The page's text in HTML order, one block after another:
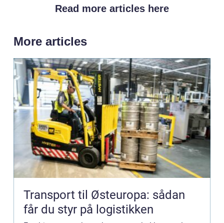
Read more articles here
More articles
Transport til Østeuropa: sådan
får du styr på logistikken